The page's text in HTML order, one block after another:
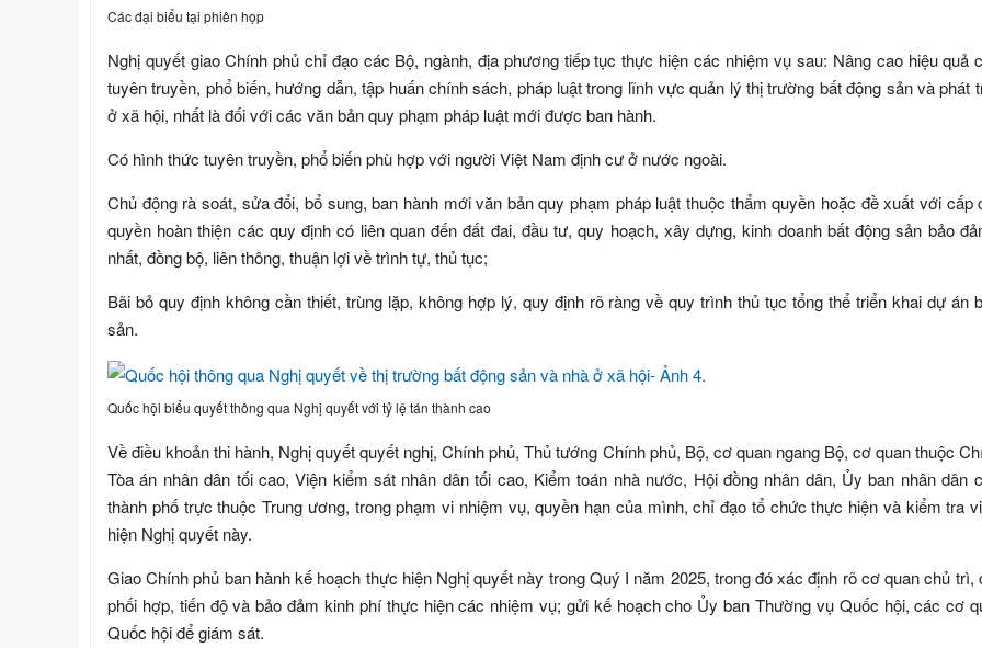
Các đại biểu tại phiên họp
Nghị quyết giao Chính phủ chỉ đạo các Bộ, ngành, địa phương tiếp tục thực hiện các nhiệm vụ sau: Nâng cao hiệu quả
tuyên truyền, phổ biến, hướng dẫn, tập huấn chính sách, pháp luật trong lĩnh vực quản lý thị trường bất động sản và phát
ở xã hội, nhất là đối với các văn bản quy phạm pháp luật mới được ban hành.
Có hình thức tuyên truyền, phổ biến phù hợp với người Việt Nam định cư ở nước ngoài.
Chủ động rà soát, sửa đổi, bổ sung, ban hành mới văn bản quy phạm pháp luật thuộc thẩm quyền hoặc đề xuất với cấp
quyền hoàn thiện các quy định có liên quan đến đất đai, đầu tư, quy hoạch, xây dựng, kinh doanh bất động sản bảo
nhất, đồng bộ, liên thông, thuận lợi về trình tự, thủ tục;
Bãi bỏ quy định không cần thiết, trùng lặp, không hợp lý, quy định rõ ràng về quy trình thủ tục tổng thể triển khai dự án
sản.
Quốc hội biểu quyết thông qua Nghị quyết với tỷ lệ tán thành cao
Về điều khoản thi hành, Nghị quyết quyết nghị, Chính phủ, Thủ tướng Chính phủ, Bộ, cơ quan ngang Bộ, cơ quan thuộc
Tòa án nhân dân tối cao, Viện kiểm sát nhân dân tối cao, Kiểm toán nhà nước, Hội đồng nhân dân, Ủy ban nhân dân
thành phố trực thuộc Trung ương, trong phạm vi nhiệm vụ, quyền hạn của mình, chỉ đạo tổ chức thực hiện và kiểm tra
hiện Nghị quyết này.
Giao Chính phủ ban hành kế hoạch thực hiện Nghị quyết này trong Quý I năm 2025, trong đó xác định rõ cơ quan chủ trì,
phối hợp, tiến độ và bảo đảm kinh phí thực hiện các nhiệm vụ; gửi kế hoạch cho Ủy ban Thường vụ Quốc hội, các cơ
Quốc hội để giám sát.